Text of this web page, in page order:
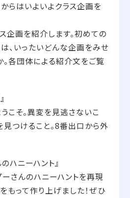
らはいよいよクラス企画を
企画を紹介します。初めての
、いったいどんな企画をみせ
。各団体による紹介文をご覧
こそ。異変を見逃さないこ
見つけること。8番出口から外
ハニーハント』
さんのハニーハントを再現
もって作り上げました！ぜひ